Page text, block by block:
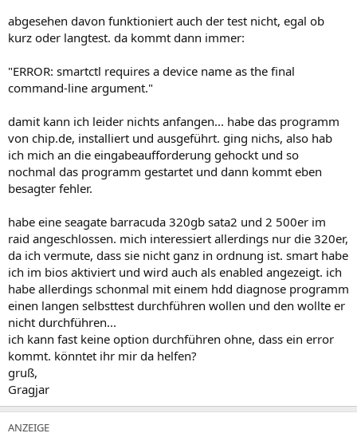
abgesehen davon funktioniert auch der test nicht, egal ob
kurz oder langtest. da kommt dann immer:
"ERROR: smartctl requires a device name as the final
command-line argument."
damit kann ich leider nichts anfangen... habe das programm
von chip.de, installiert und ausgeführt. ging nichs, also hab
ich mich an die eingabeaufforderung gehockt und so
nochmal das programm gestartet und dann kommt eben
besagter fehler.
habe eine seagate barracuda 320gb sata2 und 2 500er im
raid angeschlossen. mich interessiert allerdings nur die 320er,
da ich vermute, dass sie nicht ganz in ordnung ist. smart habe
ich im bios aktiviert und wird auch als enabled angezeigt. ich
habe allerdings schonmal mit einem hdd diagnose programm
einen langen selbsttest durchführen wollen und den wollte er
nicht durchführen...
ich kann fast keine option durchführen ohne, dass ein error
kommt. könntet ihr mir da helfen?
gruß,
Gragjar